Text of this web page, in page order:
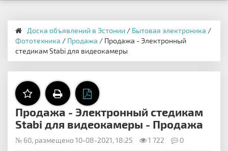
Доска объявлений в Эстонии / Бытовая электроника /
Фототехника / Продажа / Продажа - Электронный
стедикам Stabi для видеокамеры
Продажа - Электронный стедикам
Stabi для видеокамеры - Продажа
№ 60, размещено 10-08-2021, 18:25 1 722 0